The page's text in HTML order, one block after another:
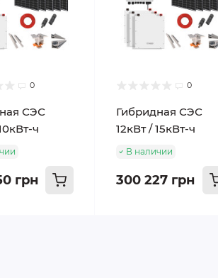
0
СЭС
ч
грн
0
Гибридная СЭС
12кВт / 15кВт-ч
В наличии
300 227 грн